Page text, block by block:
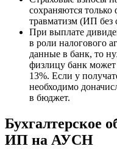
сохраняются
травматизм (ИП без
При выплате
в роли налогового
данные в банк, то
физлицу банк
13%. Если у
необходимо
в бюджет.
Бухгалтерское
ИП на АУСН